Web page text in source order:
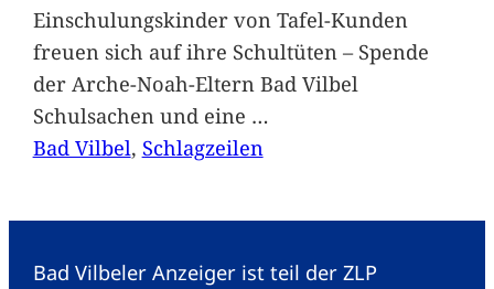
Einschulungskinder von Tafel-Kunden
freuen sich auf ihre Schultüten – Spende
der Arche-Noah-Eltern Bad Vilbel
Schulsachen und eine …
Bad Vilbel, Schlagzeilen
Bad Vilbeler Anzeiger ist teil der ZLP